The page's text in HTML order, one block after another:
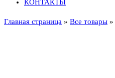
КОНТАКТЫ
Главная страница » Все товары »